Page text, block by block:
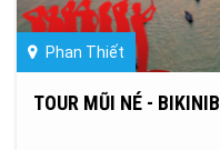
Phan Thiết
TOUR MŨI NÉ -